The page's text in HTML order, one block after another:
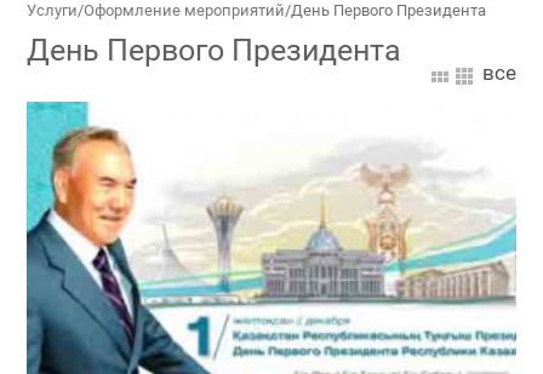
Услуги/Оформление мероприятий/День Первого Президента
День Первого Президента
все